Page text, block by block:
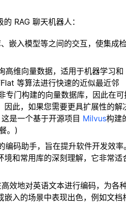
RAG 聊天机器人：
嵌入模型等之间的交互，使集成
维向量数据，适用于机器学习和
等算法进行快速的近似最近邻
专门构建的向量数据库，因此在可
此，如果您需要更具扩展性的解
这是一个基于开源项目 Milvus构建
。)
码助手，旨在提升软件开发效率。
和常用库的深刻理解，它非常适
效地对英语文本进行编码，为各
入的场景中表现出色，例如文档